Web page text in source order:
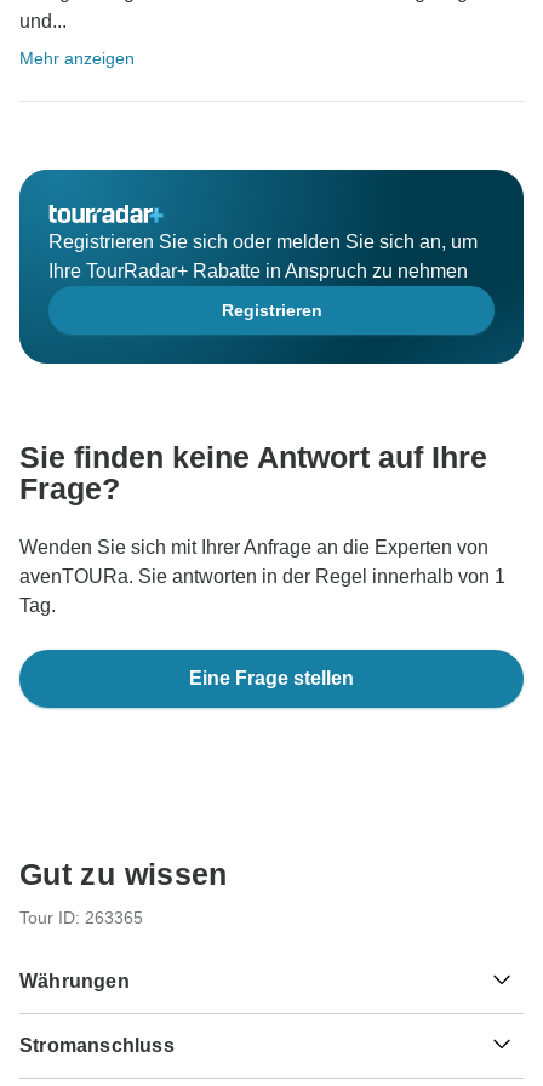
und...
Mehr anzeigen
Registrieren Sie sich oder melden Sie sich an, um
Ihre TourRadar+ Rabatte in Anspruch zu nehmen
Registrieren
Sie finden keine Antwort auf Ihre
Frage?
Wenden Sie sich mit Ihrer Anfrage an die Experten von
avenTOURa. Sie antworten in der Regel innerhalb von 1
Tag.
Eine Frage stellen
Gut zu wissen
Tour ID: 263365
Währungen
$
Stromanschluss